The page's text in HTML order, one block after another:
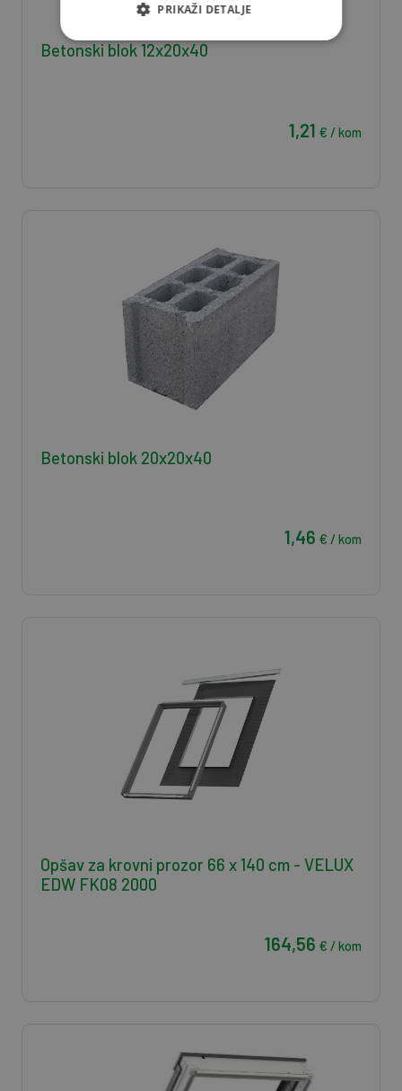
Betonski blok 12x20x40
1,21 € / kom
Betonski blok 20x20x40
1,46 € / kom
Opšav za krovni prozor 66 x 140 cm - VELUX
EDW FK08 2000
164,56 € / kom
PRIKAŽI DETALJE